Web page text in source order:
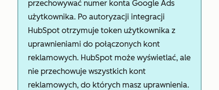
przechowywać numer konta Google Ads
użytkownika. Po autoryzacji integracji
HubSpot otrzymuje token użytkownika z
uprawnieniami do połączonych kont
reklamowych. HubSpot może wyświetlać, ale
nie przechowuje wszystkich kont
reklamowych, do których masz uprawnienia.